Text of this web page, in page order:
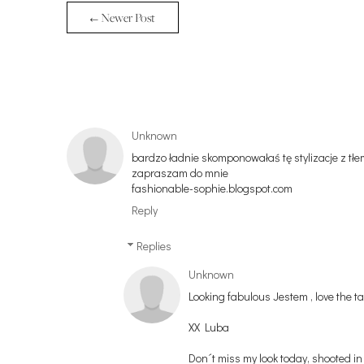
← Newer Post
Unknown
bardzo ładnie skomponowałaś tę stylizacje z
zapraszam do mnie
fashionable-sophie.blogspot.com
Reply
Replies
Unknown
Looking fabulous Jestem , love the
XX Luba
Don´t miss my look today, shooted